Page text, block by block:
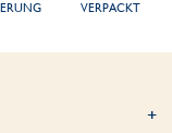
VERPACKT